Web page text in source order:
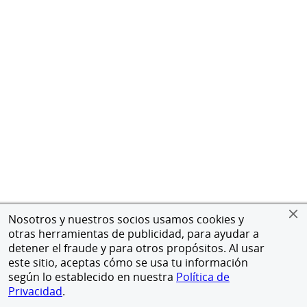
Nosotros y nuestros socios usamos cookies y
otras herramientas de publicidad, para ayudar a
detener el fraude y para otros propósitos. Al usar
este sitio, aceptas cómo se usa tu información
según lo establecido en nuestra Política de
Privacidad.